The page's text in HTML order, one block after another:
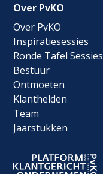
Over PvKO
Over PvKO
Inspiratiesessies
Ronde Tafel Sessies
Bestuur
Ontmoeten
Klanthelden
Team
Jaarstukken